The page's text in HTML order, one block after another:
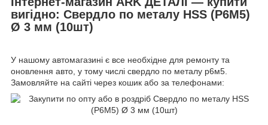
вигідно: Свердло по металу HSS (P6M5)
Ø 3 мм (10шт)
У нашому автомагазині є все необхідне для ремонту та
оновлення авто, у тому числі свердло по металу р6м5.
Замовляйте на сайті через кошик або за телефонами: